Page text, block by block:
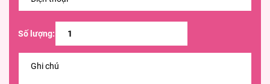
Số lượng: